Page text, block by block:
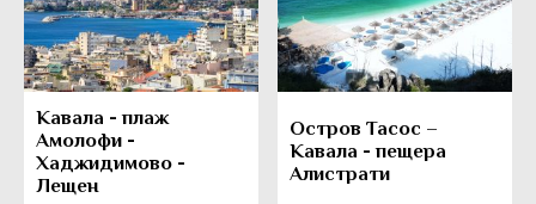
Екскурзии в Румъния
Кавала - плаж
Амолофи -
Хаджидимово -
Лещен
Остров Тасос –
Кавала - пещера
Алистрати